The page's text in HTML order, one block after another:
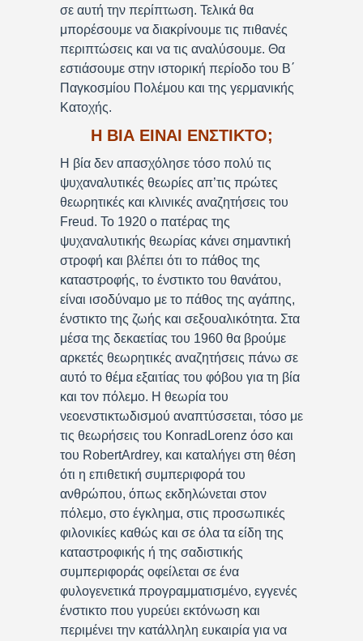
σε αυτή την περίπτωση. Τελικά θα
μπορέσουμε να διακρίνουμε τις πιθανές
περιπτώσεις και να τις αναλύσουμε. Θα
εστιάσουμε στην ιστορική περίοδο του Β΄
Παγκοσμίου Πολέμου και της γερμανικής
Κατοχής.
Η ΒΙΑ ΕΙΝΑΙ ΕΝΣΤΙΚΤΟ;
Η βία δεν απασχόλησε τόσο πολύ τις
ψυχαναλυτικές θεωρίες απ’τις πρώτες
θεωρητικές και κλινικές αναζητήσεις του
Freud. Το 1920 ο πατέρας της
ψυχαναλυτικής θεωρίας κάνει σημαντική
στροφή και βλέπει ότι το πάθος της
καταστροφής, το ένστικτο του θανάτου,
είναι ισοδύναμο με το πάθος της αγάπης,
ένστικτο της ζωής και σεξουαλικότητα. Στα
μέσα της δεκαετίας του 1960 θα βρούμε
αρκετές θεωρητικές αναζητήσεις πάνω σε
αυτό το θέμα εξαιτίας του φόβου για τη βία
και τον πόλεμο. Η θεωρία του
νεοενστικτωδισμού αναπτύσσεται, τόσο με
τις θεωρήσεις του KonradLorenz όσο και
του RobertArdrey, και καταλήγει στη θέση
ότι η επιθετική συμπεριφορά του
ανθρώπου, όπως εκδηλώνεται στον
πόλεμο, στο έγκλημα, στις προσωπικές
φιλονικίες καθώς και σε όλα τα είδη της
καταστροφικής ή της σαδιστικής
συμπεριφοράς οφείλεται σε ένα
φυλογενετικά προγραμματισμένο, εγγενές
ένστικτο που γυρεύει εκτόνωση και
περιμένει την κατάλληλη ευκαιρία για να